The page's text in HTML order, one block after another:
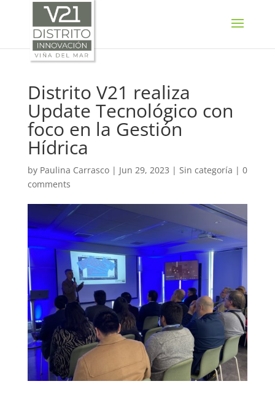
Distrito V21 realiza
Update Tecnológico con
foco en la Gestión
Hídrica
by Paulina Carrasco| Jun 29, 2023 | Sin categoría | 0
comments
SELECT LANGUAGE ▼